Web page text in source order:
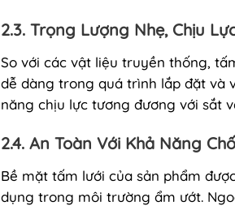
2.3. Trọng Lượng Nhẹ, Chịu
So với các vật liệu truyền thống,
dễ dàng trong quá trình lắp đặt và
năng chịu lực tương đương với sắt
2.4. An Toàn Với Khả Năng
Bề mặt tấm lưới của sản phẩm
dụng trong môi trường ẩm ướt.